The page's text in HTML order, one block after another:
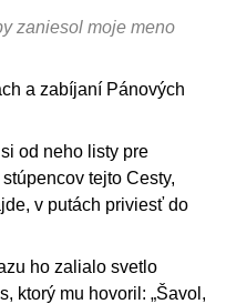
zaniesol moje meno
a zabíjaní Pánových
od neho listy pre
tejto Cesty,
v putách priviesť do
ho zalialo svetlo
ktorý mu hovoril: „Šavol,